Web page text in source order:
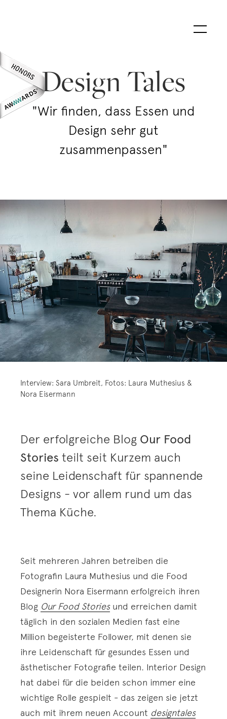
Design Tales
"Wir finden, dass Essen und
Design sehr gut
zusammenpassen"
Interview: Sara Umbreit, Fotos: Laura Muthesius &
Nora Eisermann
Der erfolgreiche Blog Our Food
Stories teilt seit Kurzem auch
seine Leidenschaft für spannende
Designs - vor allem rund um das
Thema Küche.
Seit mehreren Jahren betreiben die
Fotografin Laura Muthesius und die Food
Designerin Nora Eisermann erfolgreich ihren
Blog Our Food Storiesund erreichen damit
täglich in den sozialen Medien fast eine
Million begeisterte Follower, mit denen sie
ihre Leidenschaft für gesundes Essen und
ästhetischer Fotografie teilen. Interior Design
hat dabei für die beiden schon immer eine
wichtige Rolle gespielt - das zeigen sie jetzt
auch mit ihrem neuen Account designtales